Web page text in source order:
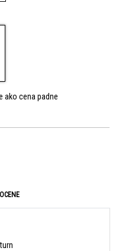
ako cena padne
OCENE